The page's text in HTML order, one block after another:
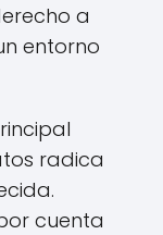
a
entorno
radica
cuenta